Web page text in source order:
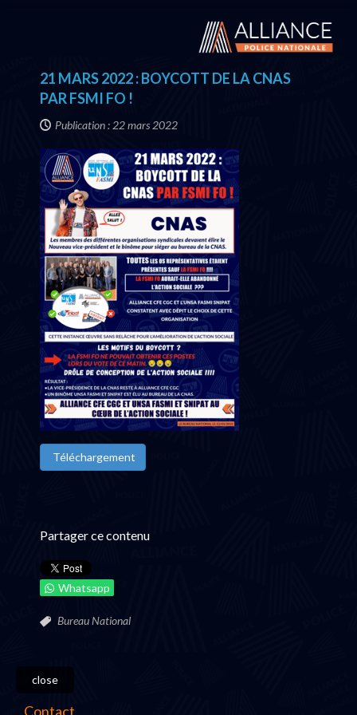
21 MARS 2022 : BOYCOTT DE LA CNAS
PAR FSMI FO !
Publication : 22 mars 2022
Téléchargement
Partager ce contenu
Whatsapp
Bureau National
close
Contact